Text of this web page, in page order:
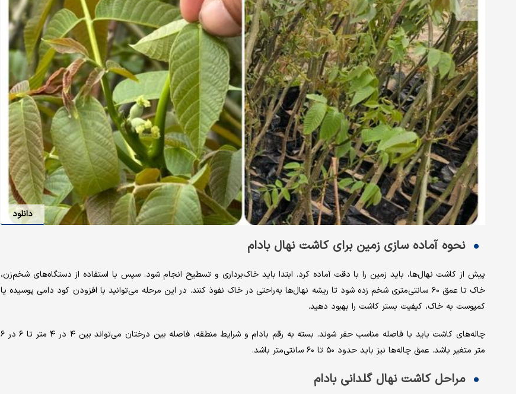
دانلود
نحوه آماده ‌سازی زمین برای کاشت نهال بادام
پیش از کاشت نهال‌ها، باید زمین را با دقت آماده کرد. ابتدا باید خاک‌برداری و تسطیح انجام شود. سپس با استفاده از دستگاه‌های شخم‌زن،
خاک تا عمق ۶۰ سانتی‌متری شخم زده شود تا ریشه نهال‌ها به‌راحتی در خاک نفوذ کنند. در این مرحله می‌توانید با افزودن کود دامی پوسیده یا
کمپوست به خاک، کیفیت بستر کاشت را بهبود دهید.
چاله‌های کاشت باید با فاصله مناسب حفر شوند. بسته به رقم بادام و شرایط منطقه، فاصله بین درختان می‌تواند بین ۴ در ۴ متر تا ۶ در ۶
متر متغیر باشد. عمق چاله‌ها نیز باید حدود ۵۰ تا ۶۰ سانتی‌متر باشد.
مراحل کاشت نهال گلدانی بادام